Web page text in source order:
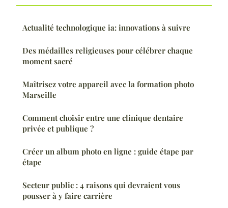
Actualité technologique ia: innovations à suivre
Des médailles religieuses pour célébrer chaque
moment sacré
Maîtrisez votre appareil avec la formation photo
Marseille
Comment choisir entre une clinique dentaire
privée et publique ?
Créer un album photo en ligne : guide étape par
étape
Secteur public : 4 raisons qui devraient vous
pousser à y faire carrière